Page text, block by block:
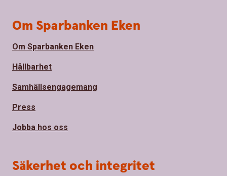
Om Sparbanken Eken
Om Sparbanken Eken
Hållbarhet
Samhällsengagemang
Press
Jobba hos oss
Säkerhet och integritet